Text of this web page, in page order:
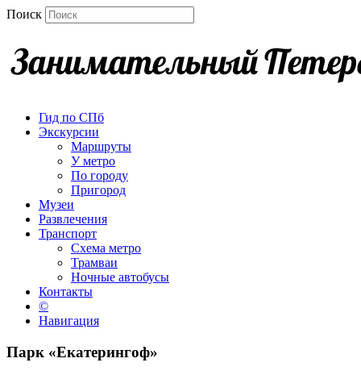
Поиск
Гид по СПб
Экскурсии
Маршруты
У метро
По городу
Пригород
Музеи
Развлечения
Транспорт
Схема метро
Трамваи
Ночные автобусы
Контакты
©
Навигация
Парк «Екатерингоф»